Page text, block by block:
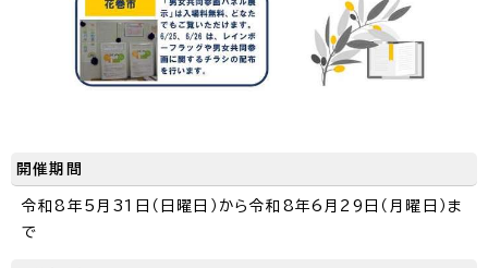
開催期間
令和8年5月31日（日曜日）から令和8年6月29日（月曜日）ま
で